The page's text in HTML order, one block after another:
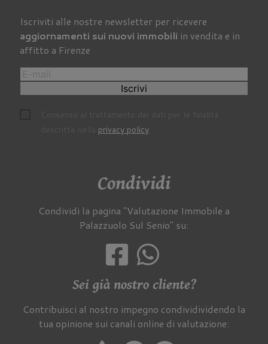
Iscriviti alle nostre newsletter per ricevere
aggiornamenti sui nuovi immobili in vendita e in
affitto a Firenze
Iscrivi
privacy policy.
Condividi
Condividi la pagina "Valutazione Immobile a
Palazzuolo Sul Senio" su:
Sei già nostro cliente?
Contribuisci al nostro impegno condividividendo la
tua opinione sui canali online di valutazione: